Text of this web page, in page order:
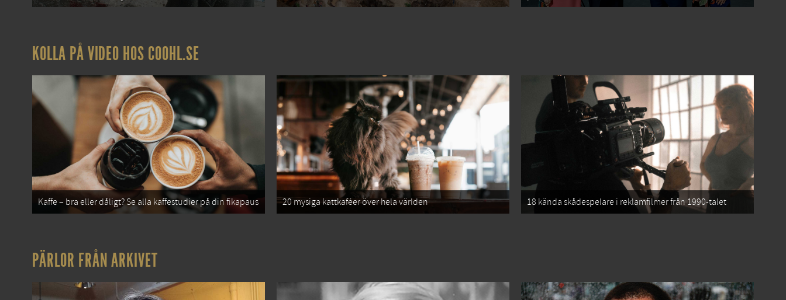
KOLLA PÅ VIDEO HOS COOHL.SE
Kaffe – bra eller dåligt? Se alla kaffestudier på din fikapaus 20 mysiga kattkaféer över hela världen 18 kända skådespelare i reklamfilmer från 1990-talet
PÄRLOR FRÅN ARKIVET